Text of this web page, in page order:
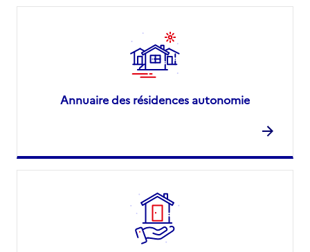
Annuaire des résidences autonomie